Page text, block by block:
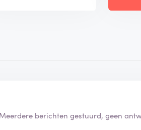
berichten gestuurd, geen